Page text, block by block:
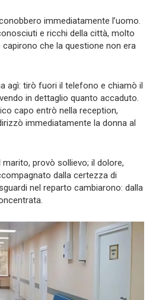
immediatamente l’uomo.
e ricchi della città, molto
che la questione non era
agì: tirò fuori il telefono e chiamò il
in dettaglio quanto accaduto.
capo entrò nella reception,
immediatamente la donna al
provò sollievo; il dolore,
dalla certezza di
nel reparto cambiarono: dalla